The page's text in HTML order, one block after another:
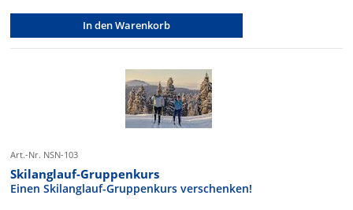
In den Warenkorb
Art.-Nr. NSN-103
Skilanglauf-Gruppenkurs
Einen Skilanglauf-Gruppenkurs verschenken!